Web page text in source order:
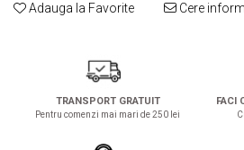
Adauga la Favorite Cere
TRANSPORT GRATUIT
Pentru comenzi mai mari de 250 lei
FACI